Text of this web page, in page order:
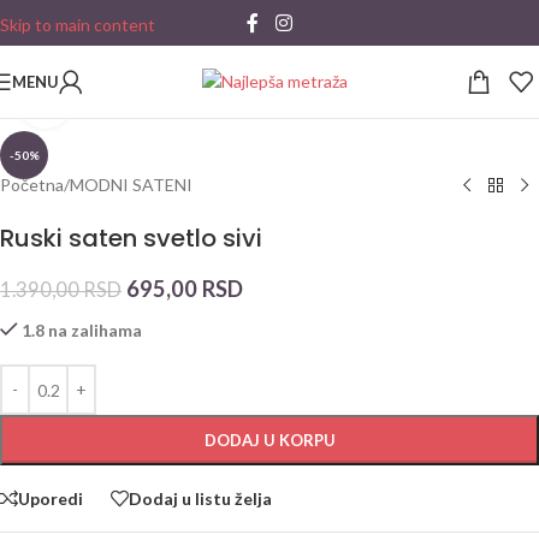
Skip to main content
MENU
-50%
Početna/MODNI SATENI
Ruski saten svetlo sivi
1.390,00RSD 695,00 RSD
1.8 na zalihama
DODAJ U KORPU
Uporedi Dodaj u listu želja